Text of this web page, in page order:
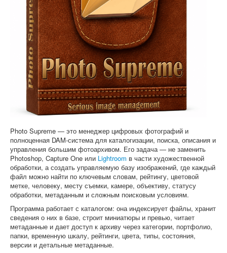
Photo Supreme — это менеджер цифровых фотографий и
полноценная DAM-система для каталогизации, поиска, описания и
управления большим фотоархивом. Его задача — не заменить
Photoshop, Capture One или Lightroom в части художественной
обработки, а создать управляемую базу изображений, где каждый
файл можно найти по ключевым словам, рейтингу, цветовой
метке, человеку, месту съемки, камере, объективу, статусу
обработки, метаданным и сложным поисковым условиям.
Программа работает с каталогом: она индексирует файлы, хранит
сведения о них в базе, строит миниатюры и превью, читает
метаданные и дает доступ к архиву через категории, портфолио,
папки, временную шкалу, рейтинги, цвета, типы, состояния,
версии и детальные метаданные.